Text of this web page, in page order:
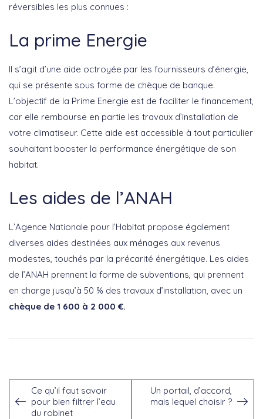
réversibles les plus connues :
La prime Energie
Il s’agit d’une aide octroyée par les fournisseurs d’énergie,
qui se présente sous forme de chèque de banque.
L’objectif de la Prime Energie est de faciliter le financement,
car elle rembourse en partie les travaux d’installation de
votre climatiseur. Cette aide est accessible à tout particulier
souhaitant booster la performance énergétique de son
habitat.
Les aides de l’ANAH
L’Agence Nationale pour l’Habitat propose également
diverses aides destinées aux ménages aux revenus
modestes, touchés par la précarité énergétique. Les aides
de l’ANAH prennent la forme de subventions, qui prennent
en charge jusqu’à 50 % des travaux d’installation, avec un
chèque de 1 600 à 2 000 €.
Ce qu’il faut savoir
pour bien filtrer l’eau
du robinet
Un portail, d’accord,
mais lequel choisir ?